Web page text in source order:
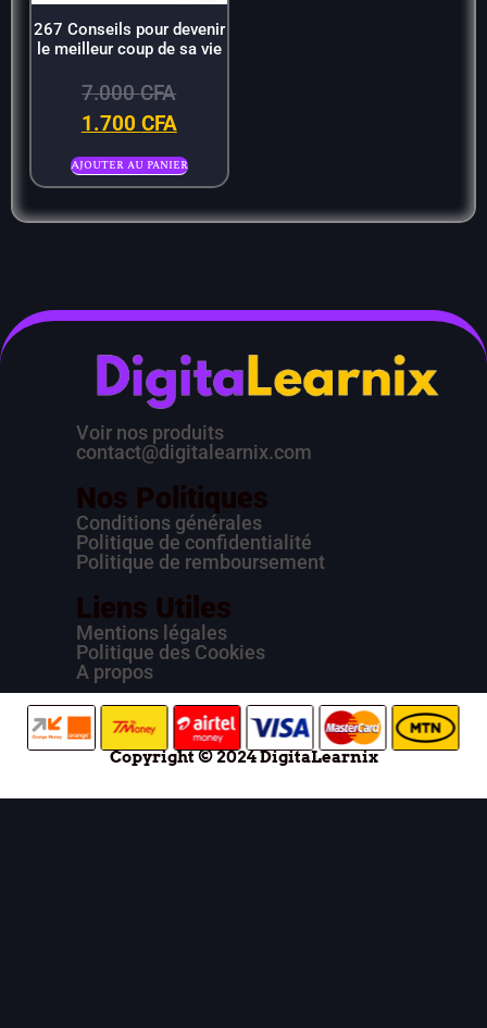
267 Conseils pour devenir
le meilleur coup de sa vie
7.000CFA
1.700 CFA
Ajouter au panier
Voir nos produits
contact@digitalearnix.com
Nos Politiques
Conditions générales
Politique de confidentialité
Politique de remboursement
Liens Utiles
Mentions légales
Politique des Cookies
A propos
Copyright © 2024 DigitaLearnix